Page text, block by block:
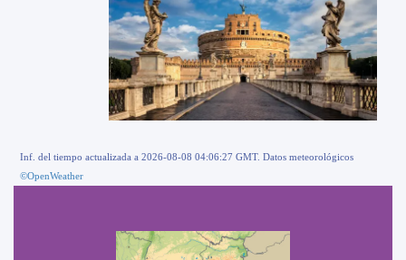
Inf. del tiempo actualizada a 2026-08-08 04:06:27 GMT. Datos meteorológicos
©OpenWeather